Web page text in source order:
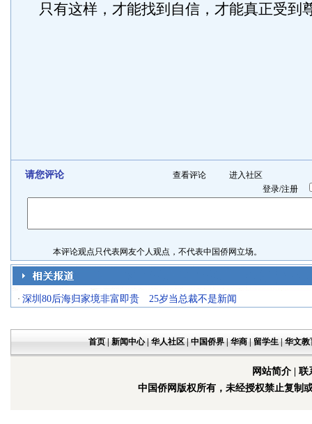
只有这样，才能找到自信，才能真正受到
请您评论 查看评论
进入社区
登录/注册
本评论观点只代表网友个人观点，不代表中国侨网立场。
· 深圳80后海归家境非富即贵 25岁当总裁不是新闻
首页| 新闻中心| 华人社区| 中国侨界| 华商| 留学生| 华文教
网站简介| 联
中国侨网版权所有，未经授权禁止复制